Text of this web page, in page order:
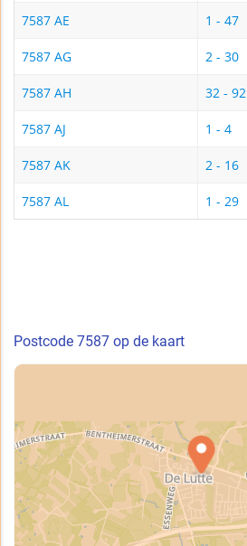
7587 AE 1 - 47
7587 AG 2 - 30
7587 AH 32 - 92
7587 AJ 1 - 4
7587 AK 2 - 16
7587 AL 1 - 29
Postcode 7587 op de kaart